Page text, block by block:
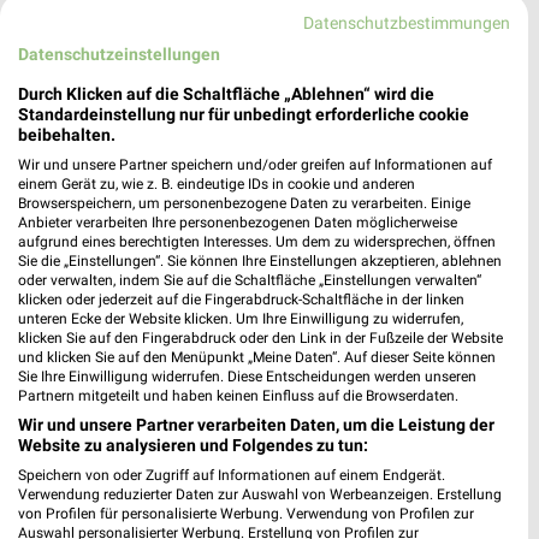
79,2 km
O_KLM_Kuechenbloecke_01_26_ES
Gültig bis So. 16.08.
57,1 km
Wohnenpreishits
Gültig bis Fr. 14.08.
XXXLutz Zurbrüggen
Datenschutzbestimmungen
Datenschutzeinstellungen
Durch Klicken auf die Schaltfläche „Ablehnen“ wird die
Standardeinstellung nur für unbedingt erforderliche cookie
beibehalten.
Wir und unsere Partner speichern und/oder greifen auf Informationen auf
einem Gerät zu, wie z. B. eindeutige IDs in cookie und anderen
Browserspeichern, um personenbezogene Daten zu verarbeiten. Einige
Anbieter verarbeiten Ihre personenbezogenen Daten möglicherweise
aufgrund eines berechtigten Interesses. Um dem zu widersprechen, öffnen
Sie die „Einstellungen“. Sie können Ihre Einstellungen akzeptieren, ablehnen
oder verwalten, indem Sie auf die Schaltfläche „Einstellungen verwalten“
klicken oder jederzeit auf die Fingerabdruck-Schaltfläche in der linken
unteren Ecke der Website klicken. Um Ihre Einwilligung zu widerrufen,
klicken Sie auf den Fingerabdruck oder den Link in der Fußzeile der Website
und klicken Sie auf den Menüpunkt „Meine Daten“. Auf dieser Seite können
Sie Ihre Einwilligung widerrufen. Diese Entscheidungen werden unseren
Partnern mitgeteilt und haben keinen Einfluss auf die Browserdaten.
Wir und unsere Partner verarbeiten Daten, um die Leistung der
Website zu analysieren und Folgendes zu tun:
Speichern von oder Zugriff auf Informationen auf einem Endgerät.
Verwendung reduzierter Daten zur Auswahl von Werbeanzeigen. Erstellung
von Profilen für personalisierte Werbung. Verwendung von Profilen zur
Auswahl personalisierter Werbung. Erstellung von Profilen zur